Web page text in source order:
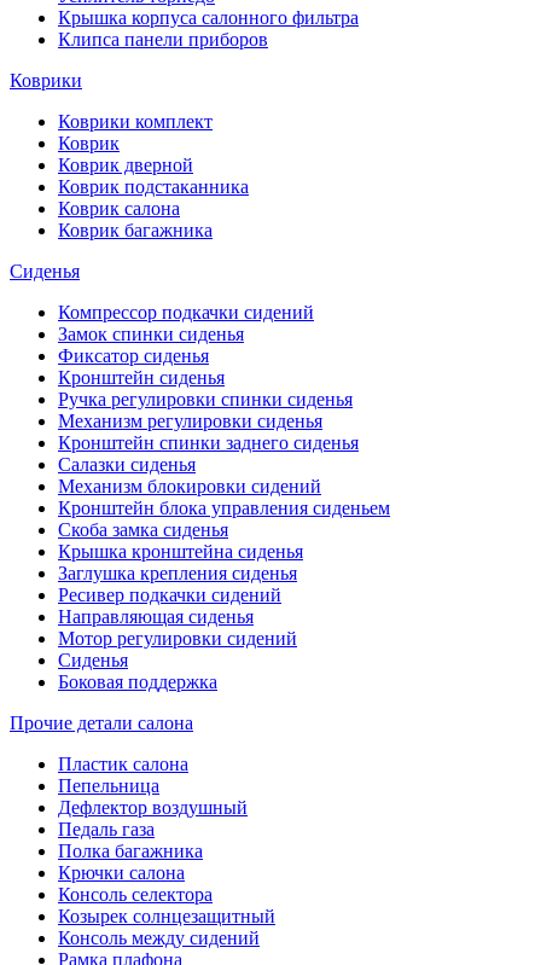
Крышка корпуса салонного фильтра
Клипса панели приборов
Коврики
Коврики комплект
Коврик
Коврик дверной
Коврик подстаканника
Коврик салона
Коврик багажника
Сиденья
Компрессор подкачки сидений
Замок спинки сиденья
Фиксатор сиденья
Кронштейн сиденья
Ручка регулировки спинки сиденья
Механизм регулировки сиденья
Кронштейн спинки заднего сиденья
Салазки сиденья
Механизм блокировки сидений
Кронштейн блока управления сиденьем
Скоба замка сиденья
Крышка кронштейна сиденья
Заглушка крепления сиденья
Ресивер подкачки сидений
Направляющая сиденья
Мотор регулировки сидений
Сиденья
Боковая поддержка
Прочие детали салона
Пластик салона
Пепельница
Дефлектор воздушный
Педаль газа
Полка багажника
Крючки салона
Консоль селектора
Козырек солнцезащитный
Консоль между сидений
Рамка плафона